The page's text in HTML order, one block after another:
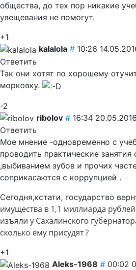
общества, до тех пор никакие
увещевания не помогут.
+1
kalalola # 10:26
Ответить
Так они хотят по хорошему
морковку.
-2
ribolov # 16:34 20.05.2016
Ответить
Мое мнение -одновременно с
проводить практические занятия
,выбиванием зубов и прочих
соприкасаются с коррупцией .
Сегодня,кстати, государство
имущества в 1,1 миллиарда
изъяли у Сахалинского
сколько ему присудят ?
+1
Aleks-1968 # 00:02